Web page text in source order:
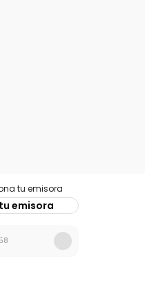
tu emisora
emisora